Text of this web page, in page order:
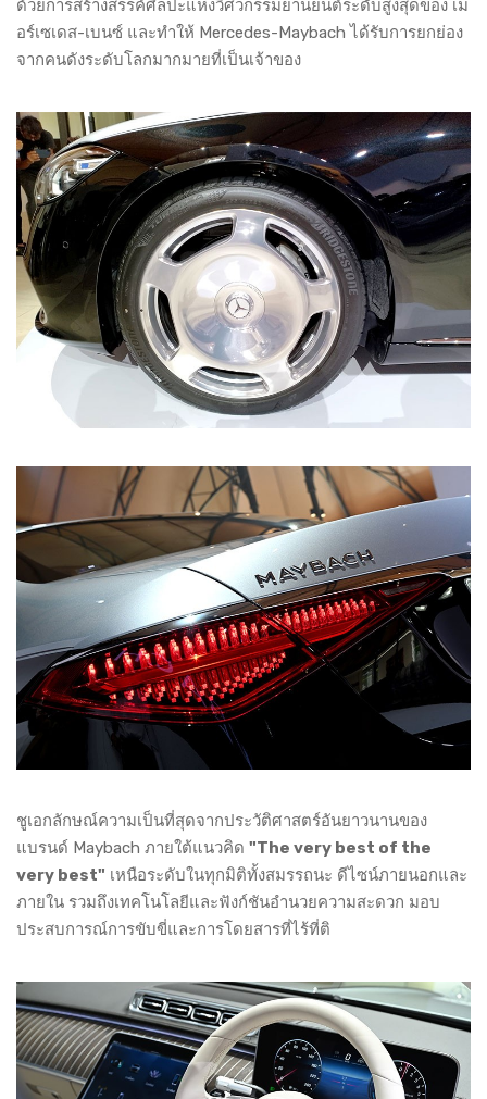
ด้วยการสร้างสรรค์ศิลปะแห่งวิศวกรรมยานยนต์ระดับสูงสุดของ เม
อร์เซเดส-เบนซ์ และทำให้ Mercedes-Maybach ได้รับการยกย่อง
จากคนดังระดับโลกมากมายที่เป็นเจ้าของ
ชูเอกลักษณ์ความเป็นที่สุดจากประวัติศาสตร์อันยาวนานของ
แบรนด์ Maybach ภายใต้แนวคิด "The very best of the
very best" เหนือระดับในทุกมิติทั้งสมรรถนะ ดีไซน์ภายนอกและ
ภายใน รวมถึงเทคโนโลยีและฟังก์ชันอำนวยความสะดวก มอบ
ประสบการณ์การขับขี่และการโดยสารที่ไร้ที่ติ